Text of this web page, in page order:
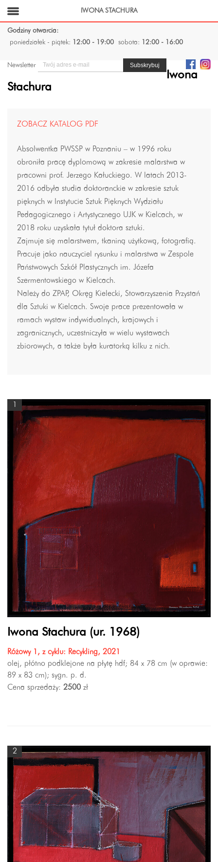
Godziny otwarcia:
poniedziałek - piątek:
12:00 - 19:00 sobota: 12:00 - 16:00
Newsletter
Iwona
Stachura
ZOBACZ KATALOG PDF
Absolwentka PWSSP w Poznaniu – w 1996 roku
obroniła pracę dyplomową w zakresie malarstwa w
pracowni prof. Jerzego Kałuckiego. W latach 2013-
2016 odbyła studia doktoranckie w zakresie sztuk
pięknych w Instytucie Sztuk Pięknych Wydziału
Pedagogicznego i Artystycznego UJK w Kielcach, w
2018 roku uzyskała tytuł doktora sztuki.
Zajmuje się malarstwem, tkaniną użytkową, fotografią.
Pracuje jako nauczyciel rysunku i malarstwa w Zespole
Państwowych Szkół Plastycznych im. Józefa
Szermentowskiego w Kielcach.
Należy do ZPAP, Okręg Kielecki, Stowarzyszenia Przystań
dla Sztuki w Kielcach. Swoje prace prezentowała w
ramach wystaw indywidualnych, krajowych i
zagranicznych, uczestniczyła w wielu wystawach
zbiorowych, a także była kuratorką kilku z nich.
Iwona Stachura (ur. 1968)
Różowy 1, z cyklu: Recykling, 2021
olej, płótno podklejone na płytę hdf; 84 x 78 cm (w oprawie:
89 x 83 cm); sygn. p. d.
Cena sprzedaży: 2500 zł
2
IWONA STACHURA